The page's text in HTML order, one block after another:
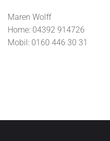
Maren Wolff
Home: 04392 914726
Mobil: 0160 446 30 31